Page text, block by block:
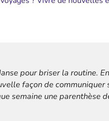
pour briser la routine.
façon de communiquer
semaine une parenthèse